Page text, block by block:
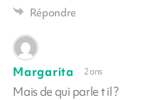
Répondre
Margarita 2 ans
Mais de qui parle t il ?